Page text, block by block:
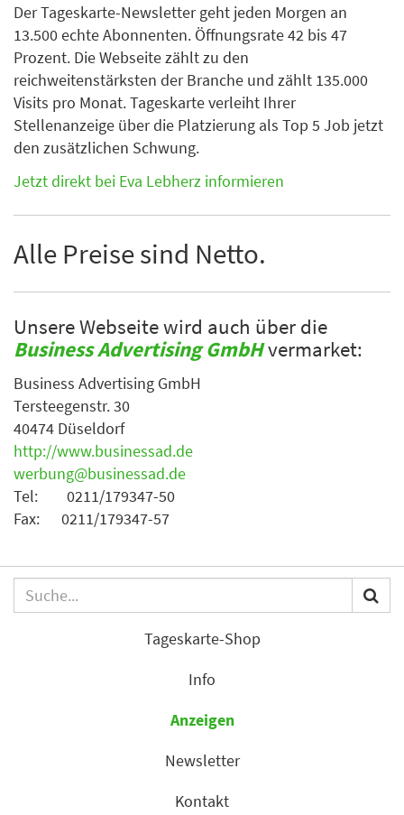
Der Tageskarte-Newsletter geht jeden Morgen an
13.500 echte Abonnenten. Öffnungsrate 42 bis 47
Prozent. Die Webseite zählt zu den
reichweitenstärksten der Branche und zählt 135.000
Visits pro Monat. Tageskarte verleiht Ihrer
Stellenanzeige über die Platzierung als Top 5 Job jetzt
den zusätzlichen Schwung.
Jetzt direkt bei Eva Lebherz informieren
Alle Preise sind Netto.
Unsere Webseite wird auch über die
Business Advertising GmbHvermarket:
Business Advertising GmbH
Tersteegenstr. 30
40474 Düseldorf
http://www.businessad.de
werbung@businessad.de
Tel: 0211/179347-50
Fax: 0211/179347-57
Tageskarte-Shop
Info
Anzeigen
Newsletter
Kontakt